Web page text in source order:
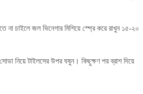
না চাইলে জল ভিনেগার মিশিয়ে স্প্রে করে রাখুন ১৫-২০
নিয়ে টাইলসের উপর ঘষুন। কিছুক্ষণ পর ব্রাশ দিয়ে